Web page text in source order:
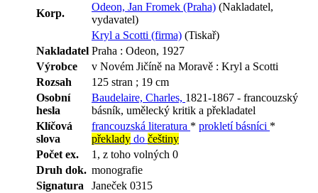
Korp.
Odeon, Jan Fromek (Praha) (Nakladatel,
vydavatel)
Kryl a Scotti (firma) (Tiskař)
Nakladatel Praha : Odeon, 1927
Výrobce
v Novém Jičíně na Moravě : Kryl a Scotti
Rozsah
125 stran ; 19 cm
Osobní
hesla
Baudelaire, Charles, 1821-1867 - francouzský
básník, umělecký kritik a překladatel
Klíčová
slova
francouzská literatura * prokletí básníci *
překlady do češtiny
Počet ex.
1, z toho volných 0
Druh dok. monografie
Signatura
Janeček 0315